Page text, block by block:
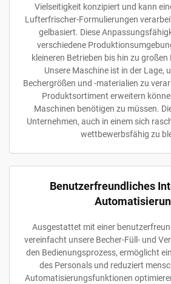
Vielseitigkeit konzipiert und kann
Lufterfrischer-Formulierungen
gelbasiert. Diese
verschiedene
kleineren Betrieben bis hin zu
Unsere Maschine ist in der Lage,
Bechergrößen und -materialien zu
Produktsortiment erweitern
Maschinen benötigen zu müssen.
Unternehmen, auch in einem sich
wettbewerbsfähig zu
Benutzerfreundliches
Ausgestattet mit einer
vereinfacht unsere Becher-Füll- und
den Bedienungsprozess, ermöglicht
des Personals und reduziert
Automatisierungsfunktionen